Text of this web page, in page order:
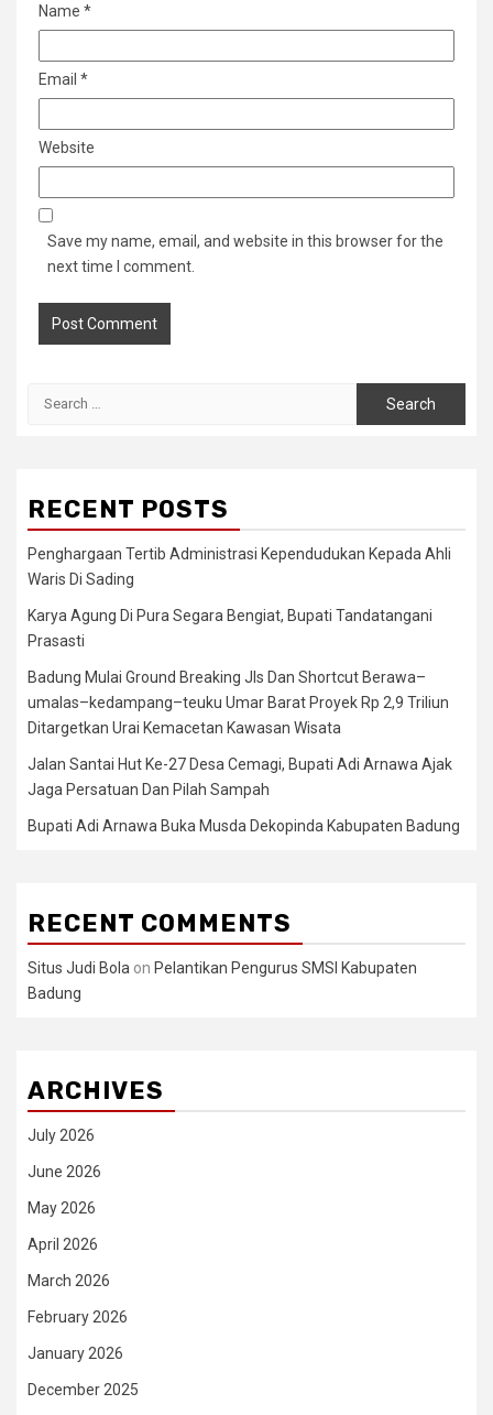
Name *
Email *
Website
Save my name, email, and website in this browser for the
next time I comment.
RECENT POSTS
Penghargaan Tertib Administrasi Kependudukan Kepada Ahli
Waris Di Sading
Karya Agung Di Pura Segara Bengiat, Bupati Tandatangani
Prasasti
Badung Mulai Ground Breaking Jls Dan Shortcut Berawa–
umalas–kedampang–teuku Umar Barat Proyek Rp 2,9 Triliun
Ditargetkan Urai Kemacetan Kawasan Wisata
Jalan Santai Hut Ke-27 Desa Cemagi, Bupati Adi Arnawa Ajak
Jaga Persatuan Dan Pilah Sampah
Bupati Adi Arnawa Buka Musda Dekopinda Kabupaten Badung
RECENT COMMENTS
Situs Judi Bola on Pelantikan Pengurus SMSI Kabupaten
Badung
ARCHIVES
July 2026
June 2026
May 2026
April 2026
March 2026
February 2026
January 2026
December 2025